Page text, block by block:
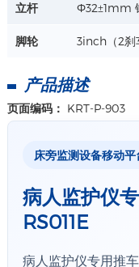
立杆 Ф32±1mm
脚轮 3inch（2刹
产品描述
页面编码： KRT-P-903
床旁监测设备移动平
病人监护仪
RS011E
病人监护仪专用推